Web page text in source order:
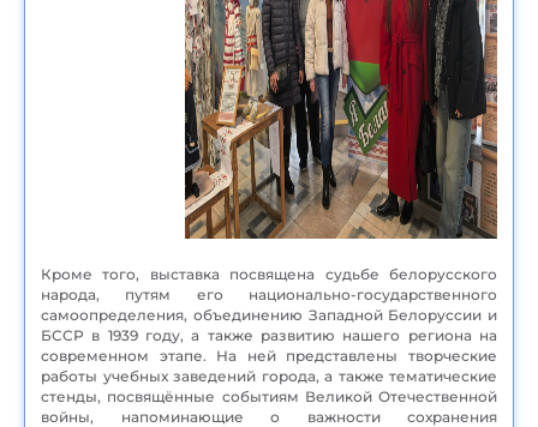
Кроме того, выставка посвящена судьбе белорусского
народа, путям его национально-государственного
самоопределения, объединению Западной Белоруссии и
БССР в 1939 году, а также развитию нашего региона на
современном этапе. На ней представлены творческие
работы учебных заведений города, а также тематические
стенды, посвящённые событиям Великой Отечественной
войны, напоминающие о важности сохранения